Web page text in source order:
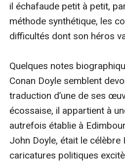
il échafaude petit à petit,
méthode synthétique, les
difficultés dont son héros
Quelques notes
Conan Doyle semblent
traduction d’une de ses
écossaise, il appartient à
autrefois établie à
John Doyle, était le célèbre
caricatures politiques